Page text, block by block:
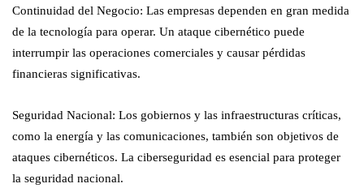
Continuidad del Negocio: Las empresas dependen en gran medida
de la tecnología para operar. Un ataque cibernético puede
interrumpir las operaciones comerciales y causar pérdidas
financieras significativas.
Seguridad Nacional: Los gobiernos y las infraestructuras críticas,
como la energía y las comunicaciones, también son objetivos de
ataques cibernéticos. La ciberseguridad es esencial para proteger
la seguridad nacional.